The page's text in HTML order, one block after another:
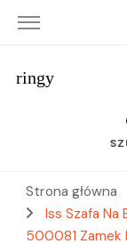
ringy
Strona główna
Iss Szafa Na
500081 Zamek